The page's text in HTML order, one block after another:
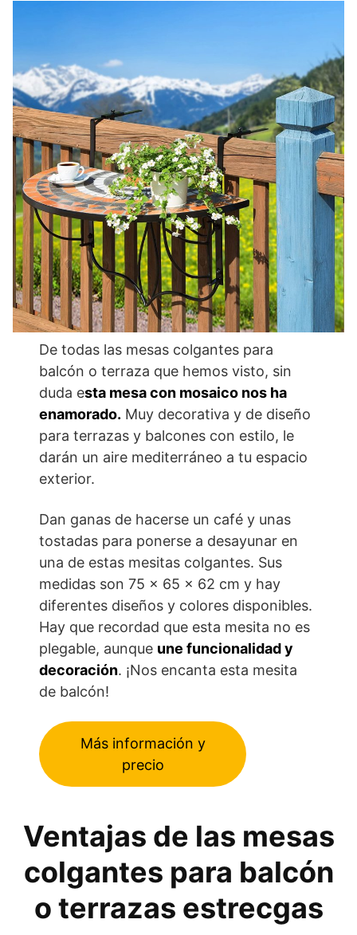
De todas las mesas colgantes para
balcón o terraza que hemos visto, sin
duda esta mesa con mosaico nos ha
enamorado. Muy decorativa y de diseño
para terrazas y balcones con estilo, le
darán un aire mediterráneo a tu espacio
exterior.
Dan ganas de hacerse un café y unas
tostadas para ponerse a desayunar en
una de estas mesitas colgantes. Sus
medidas son 75 x 65 x 62 cm y hay
diferentes diseños y colores disponibles.
Hay que recordad que esta mesita no es
plegable, aunque une funcionalidad y
decoración. ¡Nos encanta esta mesita
de balcón!
Más información y
precio
Ventajas de las mesas
colgantes para balcón
o terrazas estrecgas